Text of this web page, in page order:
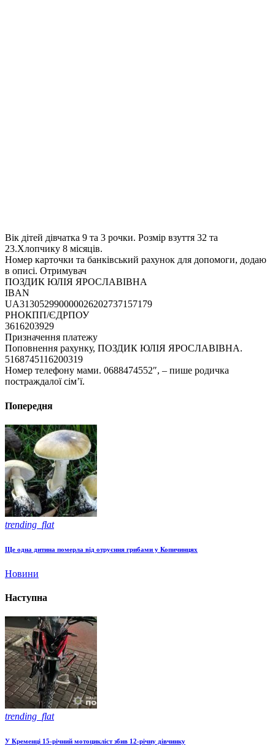
Вік дітей дівчатка 9 та 3 рочки. Розмір взуття 32 та
23.Хлопчику 8 місяців.
Номер карточки та банківський рахунок для допомоги, додаю
в описі. Отримувач
ПОЗДИК ЮЛІЯ ЯРОСЛАВІВНА
IBAN
UA313052990000026202737157179
РНОКПП/ЄДРПОУ
3616203929
Призначення платежу
Поповнення рахунку, ПОЗДИК ЮЛІЯ ЯРОСЛАВІВНА.
5168745116200319
Номер телефону мами. 0688474552″, – пише родичка
постраждалої сім’ї.
Попередня
trending_flat
Ще одна дитина померла від отруєння грибами у Копичинцях
Новини
Наступна
trending_flat
У Кременці 15-річний мотоцикліст збив 12-річну дівчинку